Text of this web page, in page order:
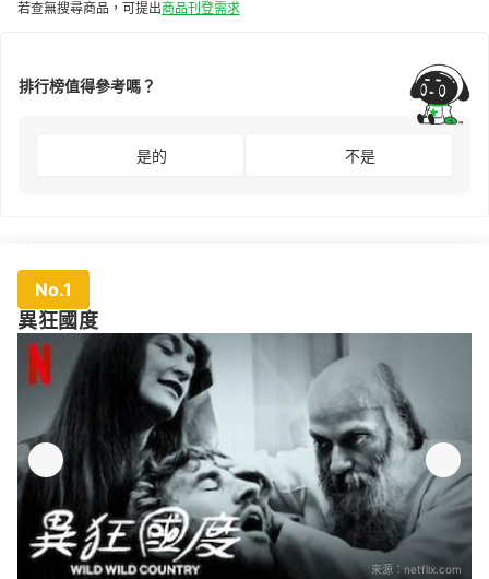
若查無搜尋商品，可提出商品刊登需求
排行榜值得參考嗎？
是的 不是
No.1
異狂國度
來源： netflix.com